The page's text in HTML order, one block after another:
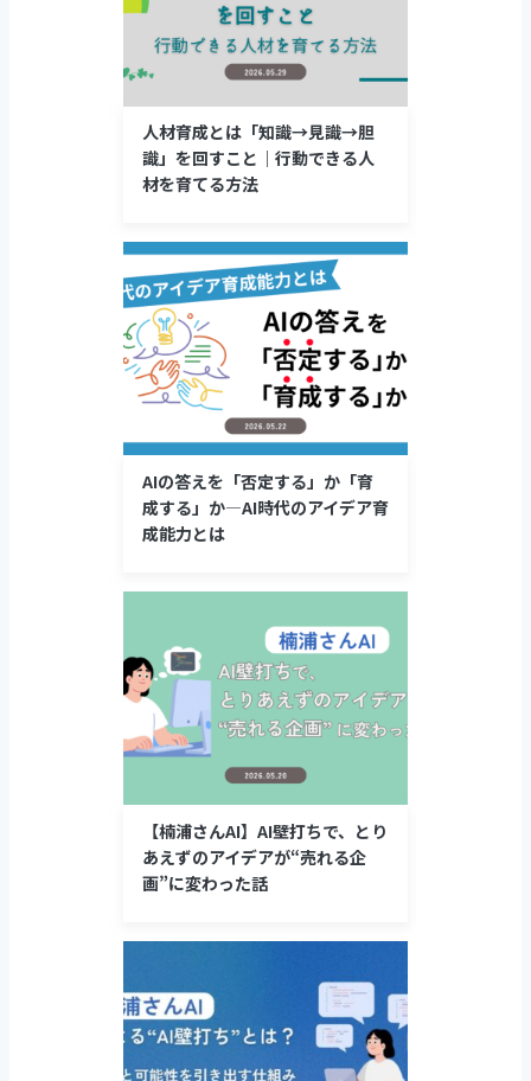
人材育成とは「知識→見識→胆
識」を回すこと｜行動できる人
材を育てる方法
AIの答えを「否定する」か「育
成する」か―AI時代のアイデア育
成能力とは
【楠浦さんAI】AI壁打ちで、とり
あえずのアイデアが“売れる企
画”に変わった話